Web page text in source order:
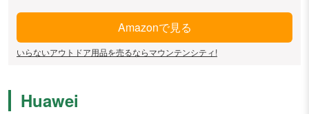
Amazonで見る
いらないアウトドア用品を売るならマウンテンシティ!
Huawei